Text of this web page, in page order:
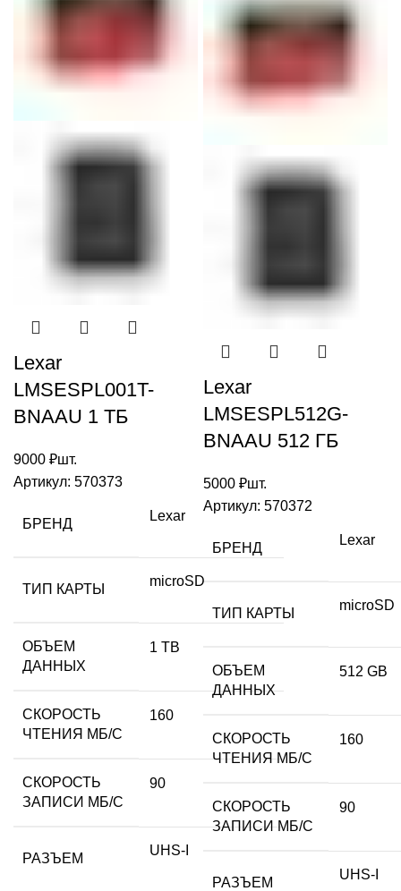
Lexar
LMSESPL001T-
BNAAU 1 TБ
9000 ₽шт.
Артикул: 570373
БРЕНД
Lexar
ТИП КАРТЫ
microSD
ОБЪЕМ
ДАННЫХ
1 TB
СКОРОСТЬ
ЧТЕНИЯ МБ/С
160
СКОРОСТЬ
ЗАПИСИ МБ/С
90
РАЗЪЕМ
UHS-I
Lexar
LMSESPL512G-
BNAAU 512 ГБ
5000 ₽шт.
Артикул: 570372
БРЕНД
Lexar
ТИП КАРТЫ
microSD
ОБЪЕМ
ДАННЫХ
512 GB
СКОРОСТЬ
ЧТЕНИЯ МБ/С
160
СКОРОСТЬ
ЗАПИСИ МБ/С
90
РАЗЪЕМ
UHS-I